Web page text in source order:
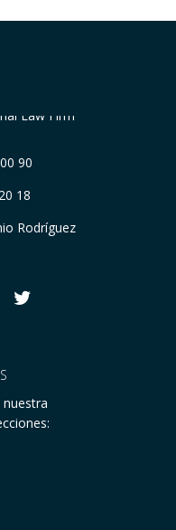
90
18
Rodríguez